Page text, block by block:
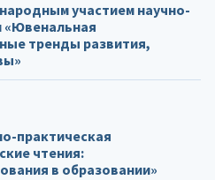
участием научно-
«Ювенальная
тренды развития,
практическая
чтения:
в образовании»